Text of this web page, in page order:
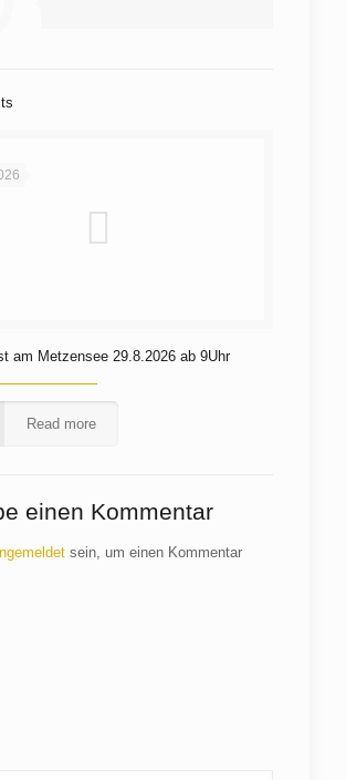
am Metzensee 29.8.2026 ab 9Uhr
Read more
einen Kommentar
sein, um einen Kommentar